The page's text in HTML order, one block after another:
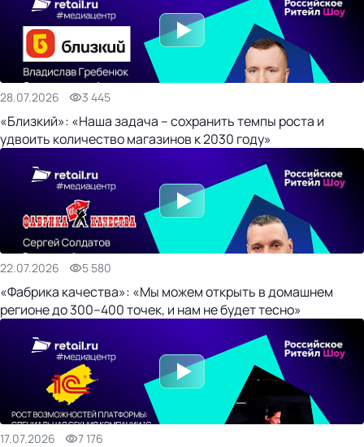
28.07.2026 3 445
«Близкий»: «Наша задача – сохранить темпы роста и
удвоить количество магазинов к 2030 году»
22.07.2026 5 580
«Фабрика качества»: «Мы можем открыть в домашнем
регионе до 300–400 точек, и нам не будет тесно»
17.07.2026 7 176